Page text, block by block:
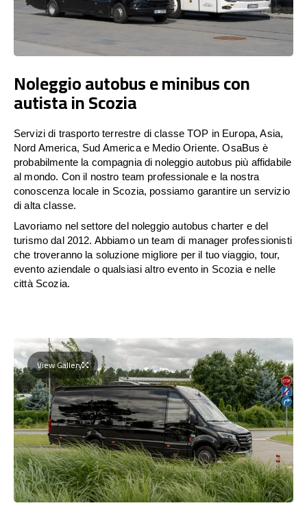
Noleggio autobus e minibus con
autista in Scozia
Servizi di trasporto terrestre di classe TOP in Europa, Asia,
Nord America, Sud America e Medio Oriente. OsaBus è
probabilmente la compagnia di noleggio autobus più affidabile
al mondo. Con il nostro team professionale e la nostra
conoscenza locale in Scozia, possiamo garantire un servizio
di alta classe.
Lavoriamo nel settore del noleggio autobus charter e del
turismo dal 2012. Abbiamo un team di manager professionisti
che troveranno la soluzione migliore per il tuo viaggio, tour,
evento aziendale o qualsiasi altro evento in Scozia e nelle
città Scozia.
View Gallery